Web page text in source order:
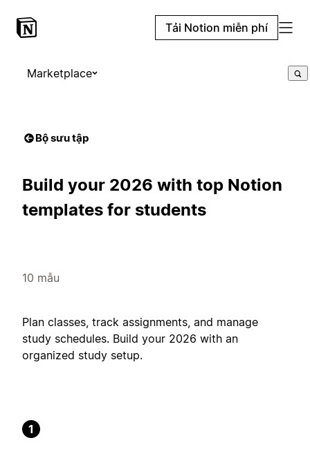
Tải Notion miễn phí
Marketplace
Bộ sưu tập
Build your 2026 with top Notion
templates for students
10 mẫu
Plan classes, track assignments, and manage
study schedules. Build your 2026 with an
organized study setup.
1